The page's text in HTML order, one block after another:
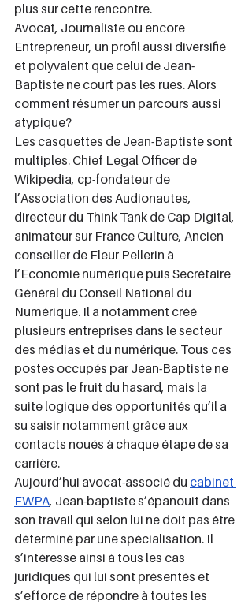
plus sur cette rencontre.
Avocat, Journaliste ou encore
Entrepreneur, un profil aussi diversifié
et polyvalent que celui de Jean-
Baptiste ne court pas les rues. Alors
comment résumer un parcours aussi
atypique?
Les casquettes de Jean-Baptiste sont
multiples. Chief Legal Officer de
Wikipedia, cp-fondateur de
l’Association des Audionautes,
directeur du Think Tank de Cap Digital,
animateur sur France Culture, Ancien
conseiller de Fleur Pellerin à
l’Economie numérique puis Secrétaire
Général du Conseil National du
Numérique. Il a notamment créé
plusieurs entreprises dans le secteur
des médias et du numérique. Tous ces
postes occupés par Jean-Baptiste ne
sont pas le fruit du hasard, mais la
suite logique des opportunités qu’il a
su saisir notamment grâce aux
contacts noués à chaque étape de sa
carrière.
Aujourd’hui avocat-associé du cabinet
FWPA, Jean-baptiste s’épanouit dans
son travail qui selon lui ne doit pas être
déterminé par une spécialisation. Il
s’intéresse ainsi à tous les cas
juridiques qui lui sont présentés et
s’efforce de répondre à toutes les